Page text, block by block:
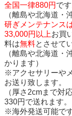
全国一律880円 です
（離島や北海道・
研ぎメンテナンス
33,000円以上お買
料は無料とさせて
（離島や北海道・
かります）
※アクセサリーや
お送り致します。
（厚さ2cmまで対
330円で送れます。
※海外発送可能です